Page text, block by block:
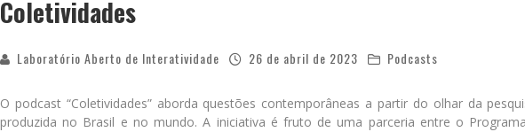
Coletividades
Laboratório Aberto de Interatividade 26 de abril de 2023 Podcasts
O podcast “Coletividades” aborda questões contemporâneas a partir do olhar da
produzida no Brasil e no mundo. A iniciativa é fruto de uma parceria entre o